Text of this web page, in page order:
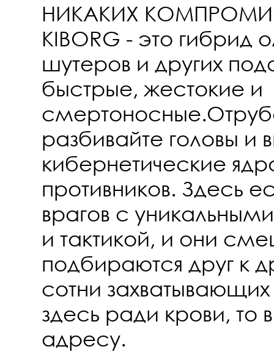
НИКАКИХ
KIBORG - это гибрид
шутеров и других
быстрые, жестокие и
разбивайте головы и
кибернетические
противников. Здесь
врагов с
и тактикой, и они
подбираются друг к
сотни захватывающих
здесь ради крови, то
адресу.